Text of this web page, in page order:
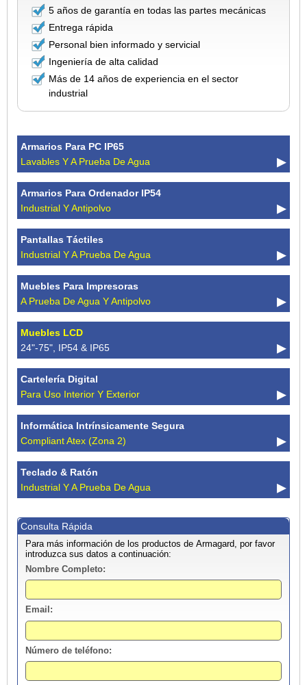
5 años de garantía en todas las partes mecánicas
Entrega rápida
Personal bien informado y servicial
Ingeniería de alta calidad
Más de 14 años de experiencia en el sector
industrial
Armarios Para PC IP65
Lavables Y A Prueba De Agua
Armarios Para Ordenador IP54
Industrial Y Antipolvo
Pantallas Táctiles
Industrial Y A Prueba De Agua
Muebles Para Impresoras
A Prueba De Agua Y Antipolvo
Muebles LCD
24"-75", IP54 & IP65
Cartelería Digital
Para Uso Interior Y Exterior
Informática Intrínsicamente Segura
Compliant Atex (zona 2)
Teclado & Ratón
Industrial Y A Prueba De Agua
Consulta Rápida
Para más información de los productos de Armagard, por favor
introduzca sus datos a continuación:
Nombre Completo:
Email:
Número de teléfono: